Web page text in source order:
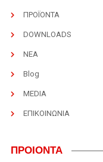
ΠΡΟΪΟΝΤΑ
DOWNLOADS
ΝΕΑ
Blog
MEDIA
ΕΠΙΚΟΙΝΩΝΙΑ
ΠΡΟΙΟΝΤΑ